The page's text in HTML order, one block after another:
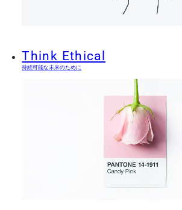
Think Ethical
持続可能な未来のために